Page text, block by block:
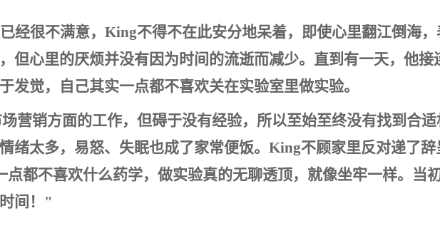
经很不满意，King不得不在此安分地呆着，即使心里翻江倒海
但心里的厌烦并没有因为时间的流逝而减少。直到有一天，他接
发觉，自己其实一点都不喜欢关在实验室里做实验。
营销方面的工作，但碍于没有经验，所以至始至终没有找到合
绪太多，易怒、失眠也成了家常便饭。King不顾家里反对递了辞
都不喜欢什么药学，做实验真的无聊透顶，就像坐牢一样。当
间！"